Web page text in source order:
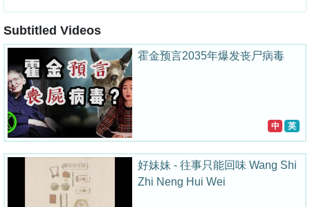
Subtitled Videos
霍金预言2035年爆发丧尸病毒
中 英
好妹妹 - 往事只能回味 Wang Shi
Zhi Neng Hui Wei